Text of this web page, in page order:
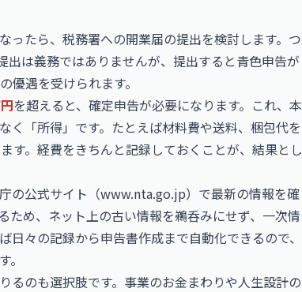
ったら、税務署への開業届の提出を検討します。つ
出は義務ではありませんが、提出すると青色申告が
優遇を受けられます。
を超えると、確定申告が必要になります。これ、本
く「所得」です。たとえば材料費や送料、梱包代を
す。経費をきちんと記録しておくことが、結果とし
の公式サイト（www.nta.go.jp）で最新の情報を確
め、ネット上の古い情報を鵜呑みにせず、一次情
々の記録から申告書作成まで自動化できるので、
るのも選択肢です。事業のお金まわりや人生設計の